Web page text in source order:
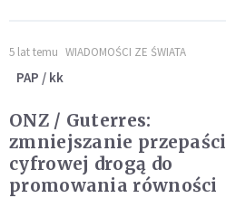
5 lat temu WIADOMOŚCI ZE ŚWIATA
PAP / kk
ONZ / Guterres:
zmniejszanie przepaści
cyfrowej drogą do
promowania równości